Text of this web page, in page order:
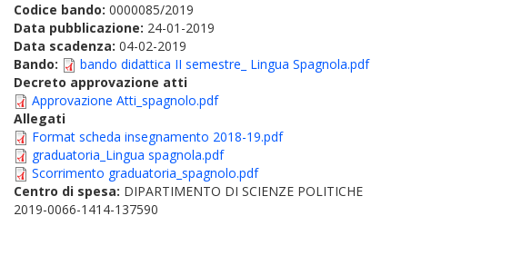
Codice bando: 0000085/2019
Data pubblicazione: 24-01-2019
Data scadenza: 04-02-2019
Bando:
bando didattica II semestre_ Lingua Spagnola.pdf
Decreto approvazione atti
Approvazione Atti_spagnolo.pdf
Allegati
Format scheda insegnamento 2018-19.pdf
graduatoria_Lingua spagnola.pdf
Scorrimento graduatoria_spagnolo.pdf
Centro di spesa: DIPARTIMENTO DI SCIENZE POLITICHE
2019-0066-1414-137590